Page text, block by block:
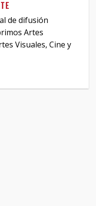
de difusión
Artes
Visuales, Cine y